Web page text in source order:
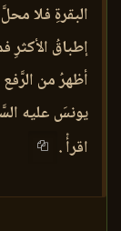
البقرةِ فلا
إطباقُ الأكثرِ
أظهرُ من
يونسَ عليه
اقرأْ .